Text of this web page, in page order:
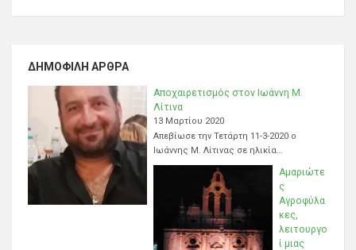
ΔΗΜΟΦΙΛΉ ΆΡΘΡΑ
Αποχαιρετισμός στον Ιωάννη Μ.
Λίτινα
13 Μαρτίου 2020
Απεβίωσε την Τετάρτη 11-3-2020 ο
Ιωάννης Μ. Λίτινας σε ηλικία…
Αμαριώτε
ς
Αγροφύλα
κες,
λειτουργο
ί μιας